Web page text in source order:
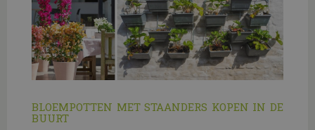
BLOEMPOTTEN MET STAANDERS KOPEN IN DE
BUURT